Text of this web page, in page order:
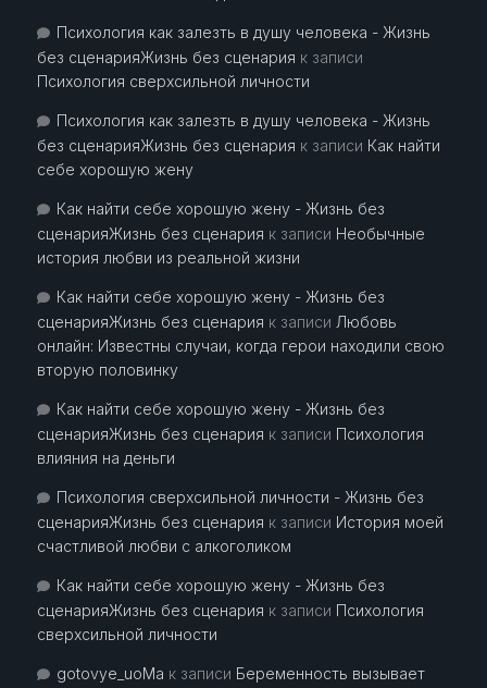
Психология как залезть в душу человека - Жизнь
без сценарияЖизнь без сценария к записи
Психология сверхсильной личности
Психология как залезть в душу человека - Жизнь
без сценарияЖизнь без сценария к записи Как найти
себе хорошую жену
Как найти себе хорошую жену - Жизнь без
сценарияЖизнь без сценария к записи Необычные
история любви из реальной жизни
Как найти себе хорошую жену - Жизнь без
сценарияЖизнь без сценария к записи Любовь
онлайн: Известны случаи, когда герои находили свою
вторую половинку
Как найти себе хорошую жену - Жизнь без
сценарияЖизнь без сценария к записи Психология
влияния на деньги
Психология сверхсильной личности - Жизнь без
сценарияЖизнь без сценария к записи История моей
счастливой любви с алкоголиком
Как найти себе хорошую жену - Жизнь без
сценарияЖизнь без сценария к записи Психология
сверхсильной личности
gotovye_uoMa к записи Беременность вызывает